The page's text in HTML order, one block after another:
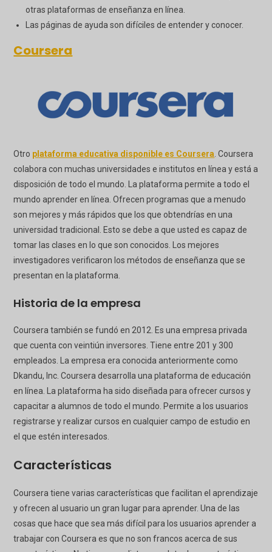
otras plataformas de enseñanza en línea.
Las páginas de ayuda son difíciles de entender y conocer.
Coursera
Otro plataforma educativa disponible es Coursera. Coursera
colabora con muchas universidades e institutos en línea y está a
disposición de todo el mundo. La plataforma permite a todo el
mundo aprender en línea. Ofrecen programas que a menudo
son mejores y más rápidos que los que obtendrías en una
universidad tradicional. Esto se debe a que usted es capaz de
tomar las clases en lo que son conocidos. Los mejores
investigadores verificaron los métodos de enseñanza que se
presentan en la plataforma.
Historia de la empresa
Coursera también se fundó en 2012. Es una empresa privada
que cuenta con veintiún inversores. Tiene entre 201 y 300
empleados. La empresa era conocida anteriormente como
Dkandu, Inc. Coursera desarrolla una plataforma de educación
en línea. La plataforma ha sido diseñada para ofrecer cursos y
capacitar a alumnos de todo el mundo. Permite a los usuarios
registrarse y realizar cursos en cualquier campo de estudio en
el que estén interesados.
Características
Coursera tiene varias características que facilitan el aprendizaje
y ofrecen al usuario un gran lugar para aprender. Una de las
cosas que hace que sea más difícil para los usuarios aprender a
trabajar con Coursera es que no son francos acerca de sus